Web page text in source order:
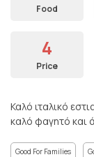
Food
4
Price
Καλό ιταλικό
καλό φαγητό και
Good For Families